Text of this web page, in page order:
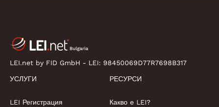
LEI.net by FID GmbH - LEI: 98450069D77R7698B317
УСЛУГИ
LEI Регистрация
РЕСУРСИ
Какво е LEI?